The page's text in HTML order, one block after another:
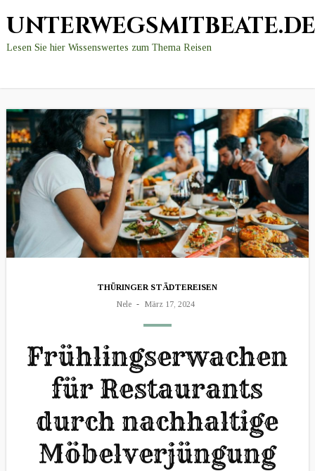
UNTERWEGSMITBEATE.DE
Lesen Sie hier Wissenswertes zum Thema Reisen
THÜRINGER STÄDTEREISEN
Nele
März 17, 2024
Frühlingserwachen
für Restaurants
durch nachhaltige
Möbelverjüngung